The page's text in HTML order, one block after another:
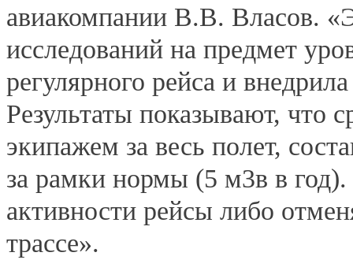
авиакомпании В.В. Власов.
исследований на предмет
регулярного рейса и
Результаты показывают, что
экипажем за весь полет,
за рамки нормы (5 м3в в
активности рейсы либо
трассе».